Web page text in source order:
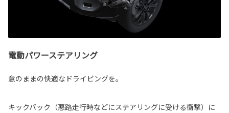
電動パワーステアリング
意のままの快適なドライビングを。
キックバック（悪路走行時などにステアリングに受ける衝撃）に